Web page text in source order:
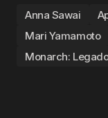
Anna Sawai
Mari Yamamoto
Monarch: